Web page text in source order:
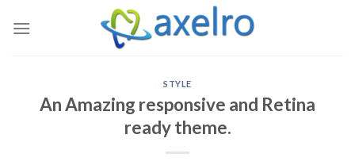
STYLE
An Amazing responsive and Retina
ready theme.